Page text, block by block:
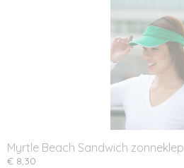
Myrtle Beach Sandwich zonneklep
€ 8,30